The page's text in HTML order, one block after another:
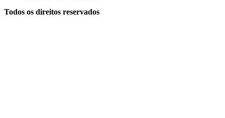
Todos os direitos reservados